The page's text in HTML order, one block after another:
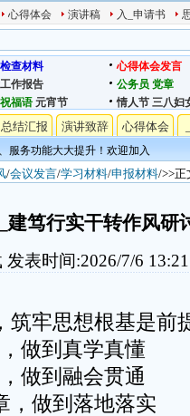
心得体会 演讲稿 入_申请书
查材料
心得体会发言
作报告
公务员 党章
福语 元宵节 情人节 三八妇
总结汇报 演讲致辞 心得体会
服务功能大大提升！欢迎加入
/会议发言/学习材料/申报材料/>>正
建笃行实干转作风研
发表时间:2026/7/6
筑牢思想根基是前
做到真学真懂
做到融会贯通
，做到落地落实